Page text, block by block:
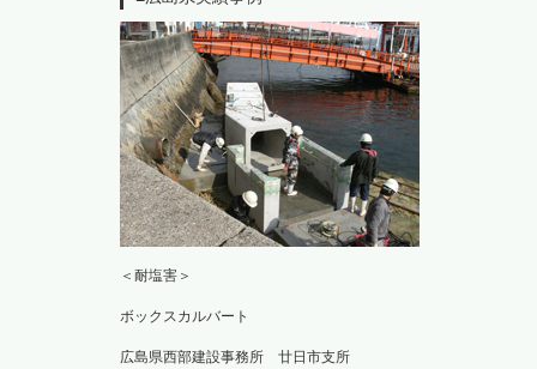
＜耐塩害＞
ボックスカルバート
広島県西部建設事務所 廿日市支所